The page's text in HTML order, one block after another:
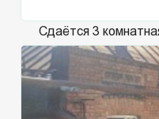
2623
на ул. Шартава
78m²